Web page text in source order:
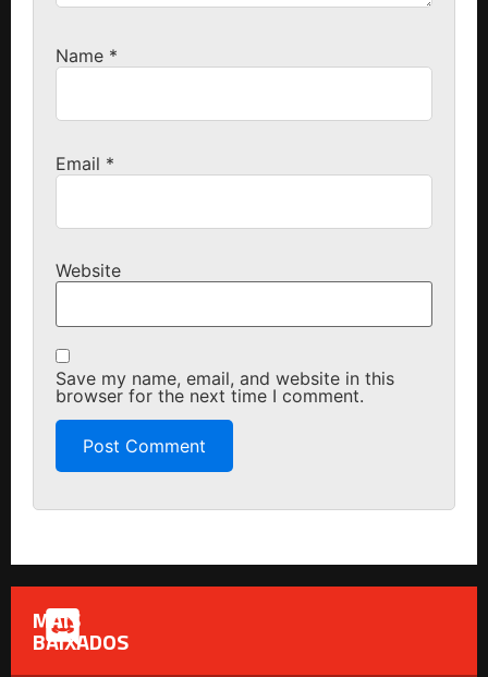
Name *
Email *
Website
Save my name, email, and website in this
browser for the next time I comment.
MAIS
BAIXADOS